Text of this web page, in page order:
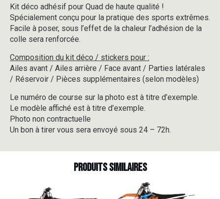
2DR4
-
RED
&
BLUE
Kit déco adhésif pour Quad de haute qualité !
Spécialement conçu pour la pratique des sports extrêmes.
Facile à poser, sous l’effet de la chaleur l’adhésion de la
colle sera renforcée.
Composition du kit déco / stickers pour :
Ailes avant / Ailes arrière / Face avant / Parties latérales
/ Réservoir / Pièces supplémentaires (selon modèles)
Le numéro de course sur la photo est à titre d’exemple.
Le modèle affiché est à titre d’exemple.
Photo non contractuelle
Un bon à tirer vous sera envoyé sous 24 – 72h.
Produits similaires